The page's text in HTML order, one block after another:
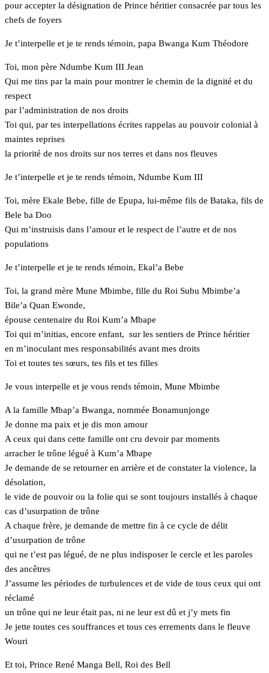
pour accepter la désignation de Prince héritier consacrée par tous les
chefs de foyers
Je t’interpelle et je te rends témoin, papa Bwanga Kum Théodore
Toi, mon père Ndumbe Kum III Jean
Qui me tins par la main pour montrer le chemin de la dignité et du
respect
par l’administration de nos droits
Toi qui, par tes interpellations écrites rappelas au pouvoir colonial à
maintes reprises
la priorité de nos droits sur nos terres et dans nos fleuves
Je t’interpelle et je te rends témoin, Ndumbe Kum III
Toi, mère Ekale Bebe, fille de Epupa, lui-même fils de Bataka, fils de
Bele ba Doo
Qui m’instruisis dans l’amour et le respect de l’autre et de nos
populations
Je t’interpelle et je te rends témoin, Ekal’a Bebe
Toi, la grand mère Mune Mbimbe, fille du Roi Subu Mbimbe’a
Bile’a Quan Ewonde,
épouse centenaire du Roi Kum’a Mbape
Toi qui m’initias, encore enfant, sur les sentiers de Prince héritier
en m’inoculant mes responsabilités avant mes droits
Toi et toutes tes sœurs, tes fils et tes filles
Je vous interpelle et je vous rends témoin, Mune Mbimbe
A la famille Mbap’a Bwanga, nommée Bonamunjonge
Je donne ma paix et je dis mon amour
A ceux qui dans cette famille ont cru devoir par moments
arracher le trône légué à Kum’a Mbape
Je demande de se retourner en arrière et de constater la violence, la
désolation,
le vide de pouvoir ou la folie qui se sont toujours installés à chaque
cas d’usurpation de trône
A chaque frère, je demande de mettre fin à ce cycle de délit
d’usurpation de trône
qui ne t’est pas légué, de ne plus indisposer le cercle et les paroles
des ancêtres
J’assume les périodes de turbulences et de vide de tous ceux qui ont
réclamé
un trône qui ne leur était pas, ni ne leur est dû et j’y mets fin
Je jette toutes ces souffrances et tous ces errements dans le fleuve
Wouri
Et toi, Prince René Manga Bell, Roi des Bell